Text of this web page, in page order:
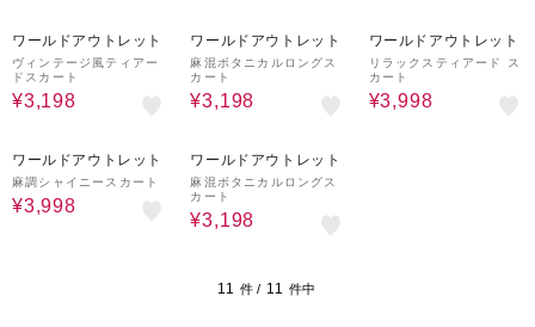
ワールドアウトレット
ヴィンテージ風ティアー
ドスカート
¥3,198
ワールドアウトレット
麻混ボタニカルロングス
カート
¥3,198
ワールドアウトレット
リラックスティアード ス
カート
¥3,998
ワールドアウトレット
麻調シャイニースカート
¥3,998
ワールドアウトレット
麻混ボタニカルロングス
カート
¥3,198
11 件 / 11 件中